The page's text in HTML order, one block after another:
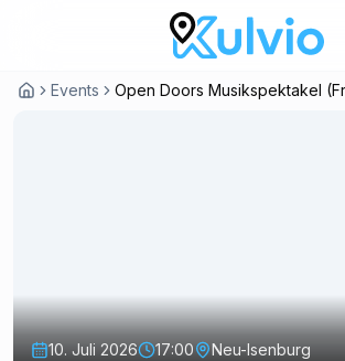
Events Open Doors Musikspektakel
10. Juli 2026 17:00 Neu-Isenburg